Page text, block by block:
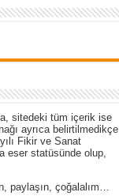
sitedeki tüm içerik ise
ayrıca belirtilmedikçe
Fikir ve Sanat
eser statüsünde olup,
paylaşın, çoğalalım…